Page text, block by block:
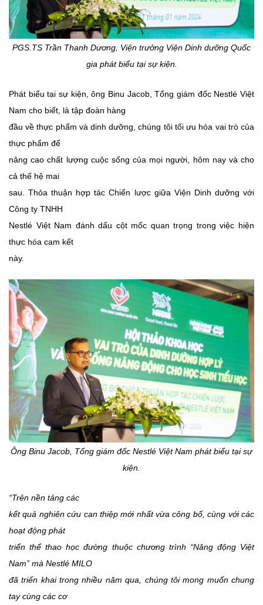
PGS.TS Trần Thanh Dương, Viện trưởng Viện Dinh dưỡng Quốc
gia phát biểu tại sự kiện.
Phát biểu tại sự kiện, ông Binu Jacob, Tổng giám đốc Nestlé Việt
Nam cho biết, là tập đoàn hàng
đầu về thực phẩm và dinh dưỡng, chúng tôi tối ưu hóa vai trò của
thực phẩm để
nâng cao chất lượng cuộc sống của mọi người, hôm nay và cho
cả thế hệ mai
sau. Thỏa thuận hợp tác Chiến lược giữa Viện Dinh dưỡng với
Công ty TNHH
Nestlé Việt Nam đánh dấu cột mốc quan trọng trong việc hiện
thực hóa cam kết
này.
Ông Binu Jacob, Tổng giám đốc Nestlé Việt Nam phát biểu tại sự
kiện.
“Trên nền tảng các
kết quả nghiên cứu can thiệp mới nhất vừa công bố, cùng với các
hoạt động phát
triển thể thao học đường thuộc chương trình “Năng động Việt
Nam” mà Nestlé MILO
đã triển khai trong nhiều năm qua, chúng tôi mong muốn chung
tay cùng các cơ